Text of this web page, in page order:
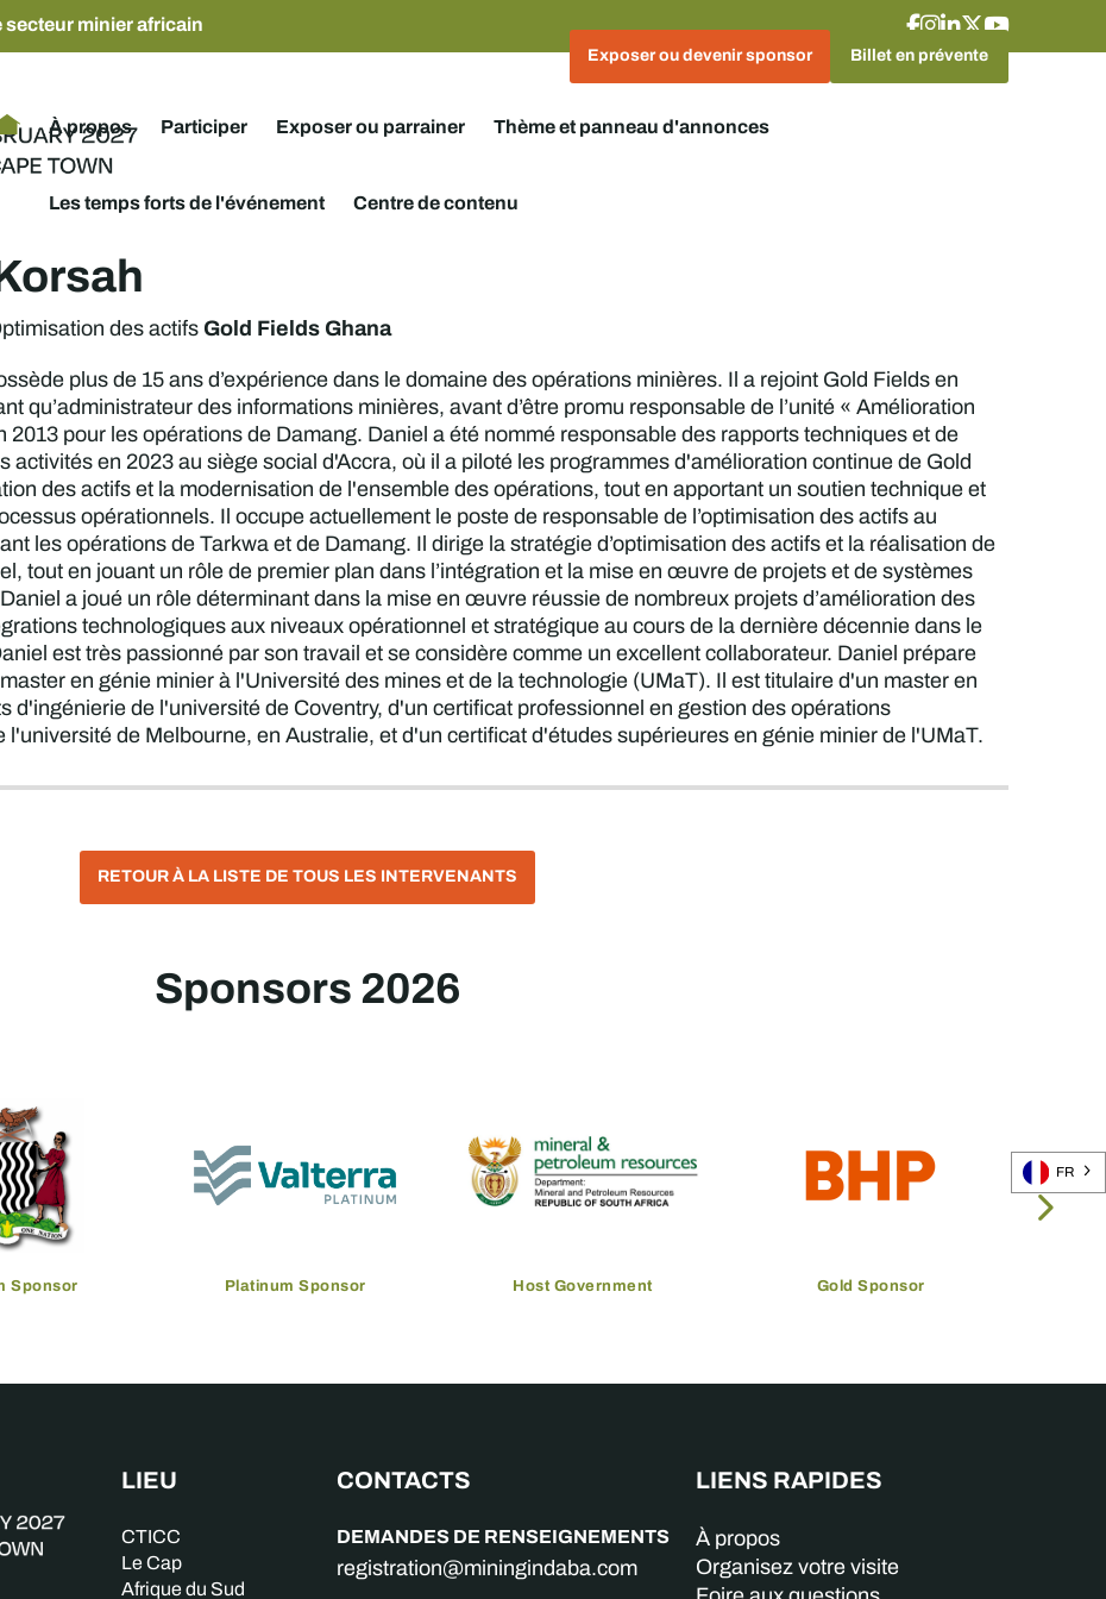
minier africain
Exposer ou devenir sponsor Billet en prévente
À propos Participer Exposer ou parrainer Thème et panneau d'annonces
Les temps forts de l'événement Centre de contenu
des actifs Gold Fields Ghana
plus de 15 ans d’expérience dans le domaine des opérations minières. Il a rejoint Gold Fields en
qu’administrateur des informations minières, avant d’être promu responsable de l’unité « Amélioration
2013 pour les opérations de Damang. Daniel a été nommé responsable des rapports techniques et de
activités en 2023 au siège social d'Accra, où il a piloté les programmes d'amélioration continue de Gold
des actifs et la modernisation de l'ensemble des opérations, tout en apportant un soutien technique et
opérationnels. Il occupe actuellement le poste de responsable de l’optimisation des actifs au
les opérations de Tarkwa et de Damang. Il dirige la stratégie d’optimisation des actifs et la réalisation de
tout en jouant un rôle de premier plan dans l’intégration et la mise en œuvre de projets et de systèmes
a joué un rôle déterminant dans la mise en œuvre réussie de nombreux projets d’amélioration des
technologiques aux niveaux opérationnel et stratégique au cours de la dernière décennie dans le
est très passionné par son travail et se considère comme un excellent collaborateur. Daniel prépare
en génie minier à l'Université des mines et de la technologie (UMaT). Il est titulaire d'un master en
d'ingénierie de l'université de Coventry, d'un certificat professionnel en gestion des opérations
l'université de Melbourne, en Australie, et d'un certificat d'études supérieures en génie minier de l'UMaT.
RETOUR À LA LISTE DE TOUS LES INTERVENANTS
Sponsors 2026
Sponsor Platinum Sponsor Host Government Gold Sponsor
LIEU
CTICC
Le Cap
Afrique du Sud
CONTACTS
DEMANDES DE RENSEIGNEMENTS
registration@miningindaba.com
LIENS RAPIDES
À propos
Organisez votre visite
FR